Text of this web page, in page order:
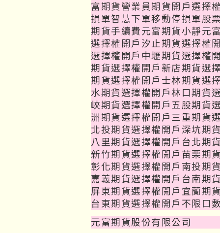
富期貨營業員期貨開戶選擇
損單智慧下單移動停損單股
期貨手續費元富期貨小靜元
選擇權開戶汐止期貨選擇權
選擇權開戶中壢期貨選擇權
期貨選擇權開戶新店期貨選
期貨選擇權開戶士林期貨選
水期貨選擇權開戶林口期貨
峽期貨選擇權開戶五股期貨
洲期貨選擇權開戶三重期貨
北投期貨選擇權開戶深坑期
八里期貨選擇權開戶台北期
新竹期貨選擇權開戶苗栗期
彰化期貨選擇權開戶南投期
嘉義期貨選擇權開戶台南期
屏東期貨選擇權開戶宜蘭期
台東期貨選擇權開戶不限口
元富期貨股份有限公司